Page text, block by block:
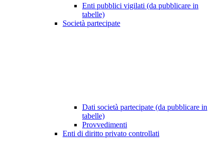
Enti pubblici vigilati (da pubblicare in
tabelle)
Società partecipate
Dati società partecipate (da pubblicare in
tabelle)
Provvedimenti
Enti di diritto privato controllati